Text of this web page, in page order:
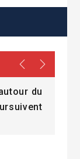
du